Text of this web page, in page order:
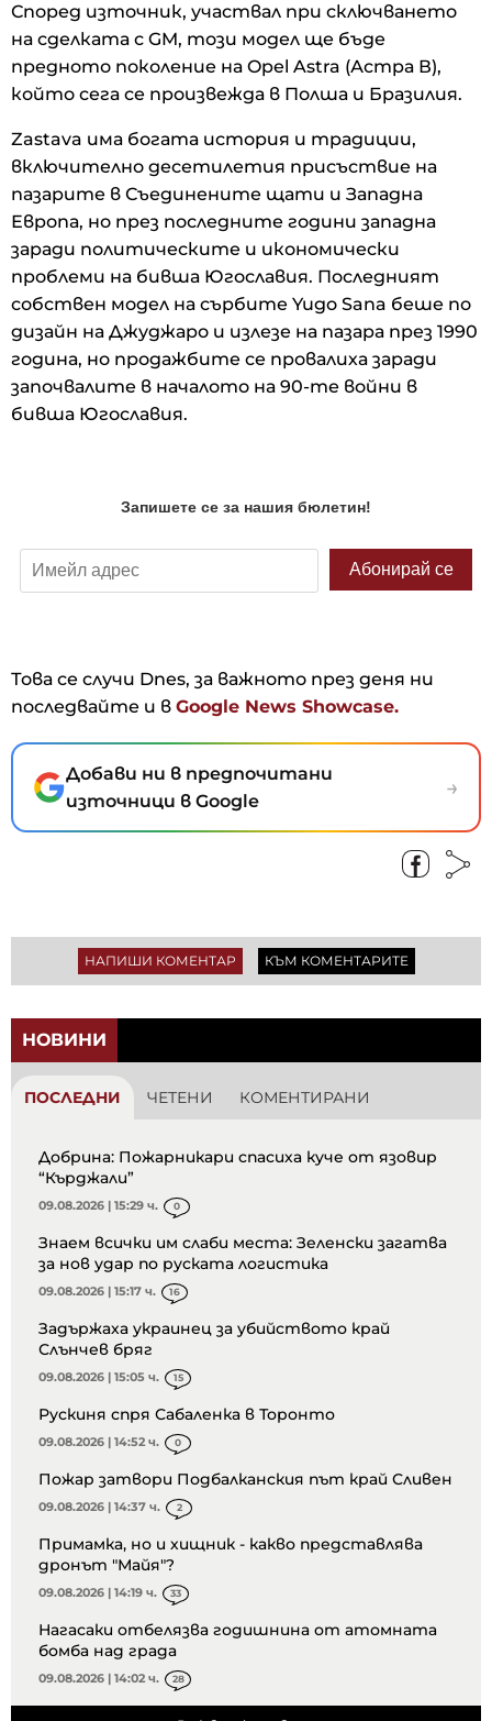
Според източник, участвал при сключването
на сделката с GM, този модел ще бъде
предното поколение на Opel Astra (Астра В),
който сега се произвежда в Полша и Бразилия.
Zastava има богата история и традиции,
включително десетилетия присъствие на
пазарите в Съединените щати и Западна
Европа, но през последните години западна
заради политическите и икономически
проблеми на бивша Югославия. Последният
собствен модел на сърбите Yugo Sana беше по
дизайн на Джуджаро и излезе на пазара през 1990
година, но продажбите се провалиха заради
започвалите в началото на 90-те войни в
бивша Югославия.
Това се случи Dnes, за важното през деня ни
последвайте и в Google News Showcase.
Добави ни в предпочитани
източници в Google
→
НАПИШИ КОМЕНТАР КЪМ КОМЕНТАРИТЕ
НОВИНИ
ПОСЛЕДНИ ЧЕТЕНИ КОМЕНТИРАНИ
Добрина: Пожарникари спасиха куче от язовир
“Кърджали”
09.08.2026 | 15:29 ч. 0
Знаем всички им слаби места: Зеленски загатва
за нов удар по руската логистика
09.08.2026 | 15:17 ч. 16
Задържаха украинец за убийството край
Слънчев бряг
09.08.2026 | 15:05 ч. 15
Рускиня спря Сабаленка в Торонто
09.08.2026 | 14:52 ч. 0
Пожар затвори Подбалканския път край Сливен
09.08.2026 | 14:37 ч. 2
Примамка, но и хищник - какво представлява
дронът "Майя"?
09.08.2026 | 14:19 ч. 33
Нагасаки отбелязва годишнина от атомната
бомба над града
09.08.2026 | 14:02 ч. 28